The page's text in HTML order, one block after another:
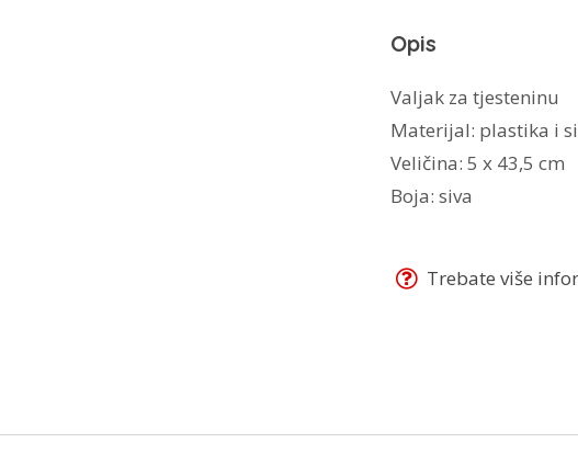
7775
Opis
Valjak za tjesteninu
Materijal: plastika i
Veličina: 5 x 43,5 cm
Boja: siva
Trebate više